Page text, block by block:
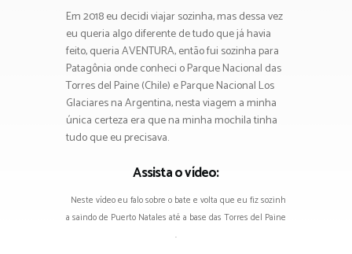
Em 2018 eu decidi viajar sozinha, mas dessa vez
eu queria algo diferente de tudo que já havia
feito, queria AVENTURA, então fui sozinha para
Patagônia onde conheci o Parque Nacional das
Torres del Paine (Chile) e Parque Nacional Los
Glaciares na Argentina, nesta viagem a minha
única certeza era que na minha mochila tinha
tudo que eu precisava.
Assista o vídeo:
Neste vídeo eu falo sobre o bate e volta que eu fiz sozinh
a saindo de Puerto Natales até a base das Torres del Paine
.